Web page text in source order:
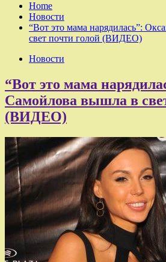
Home
Новости
“Вот это мама нарядилась”:
свет почти голой (ВИДЕО)
Новости
“Вот это мама
Самойлова вышла в
(ВИДЕО)